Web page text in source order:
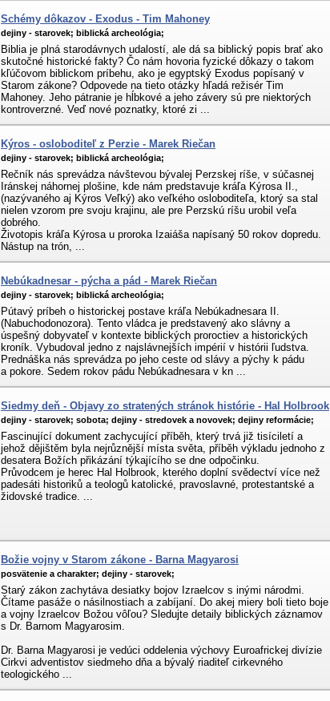
Schémy dôkazov - Exodus - Tim Mahoney
dejiny - starovek; biblická archeológia;
Biblia je plná starodávnych udalostí, ale dá sa biblický popis brať ako
skutočné historické fakty? Čo nám hovoria fyzické dôkazy o takom
kľúčovom biblickom príbehu, ako je egyptský Exodus popísaný v
Starom zákone? Odpovede na tieto otázky hľadá režisér Tim
Mahoney. Jeho pátranie je hĺbkové a jeho závery sú pre niektorých
kontroverzné. Veď nové poznatky, ktoré zi ...
Kýros - osloboditeľ z Perzie - Marek Riečan
dejiny - starovek; biblická archeológia;
Rečník nás sprevádza návštevou bývalej Perzskej ríše, v súčasnej
Iránskej náhornej plošine, kde nám predstavuje kráľa Kýrosa II.,
(nazývaného aj Kýros Veľký) ako veľkého osloboditeľa, ktorý sa stal
nielen vzorom pre svoju krajinu, ale pre Perzskú ríšu urobil veľa
dobrého.
Životopis kráľa Kýrosa u proroka Izaiáša napísaný 50 rokov dopredu.
Nástup na trón, ...
Nebúkadnesar - pýcha a pád - Marek Riečan
dejiny - starovek; biblická archeológia;
Pútavý príbeh o historickej postave kráľa Nebúkadnesara II.
(Nabuchodonozora). Tento vládca je predstavený ako slávny a
úspešný dobyvateľ v kontexte biblických proroctiev a historických
kroník. Vybudoval jedno z najslávnejších impérií v histórii ľudstva.
Prednáška nás sprevádza po jeho ceste od slávy a pýchy k pádu
a pokore. Sedem rokov pádu Nebúkadnesara v kn ...
Siedmy deň - Objavy zo stratených stránok histórie - Hal Holbrook
dejiny - starovek; sobota; dejiny - stredovek a novovek; dejiny reformácie;
Fascinující dokument zachycující příběh, který trvá již tisíciletí a
jehož dějištěm byla nejrůznější místa světa, příběh výkladu jednoho z
desatera Božích přikázání týkajícího se dne odpočinku.
Průvodcem je herec Hal Holbrook, kterého doplní svědectví více než
padesáti historiků a teologů katolické, pravoslavné, protestantské a
židovské tradice. ...
Božie vojny v Starom zákone - Barna Magyarosi
posvätenie a charakter; dejiny - starovek;
Starý zákon zachytáva desiatky bojov Izraelcov s inými národmi.
Čítame pasáže o násilnostiach a zabíjaní. Do akej miery boli tieto boje
a vojny Izraelcov Božou vôľou? Sledujte detaily biblických záznamov
s Dr. Barnom Magyarosim.
Dr. Barna Magyarosi je vedúci oddelenia výchovy Euroafrickej divízie
Cirkvi adventistov siedmeho dňa a bývalý riaditeľ cirkevného
teologického ...